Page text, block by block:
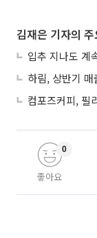
김재은 기자의
하림, 상반기
좋아요
0